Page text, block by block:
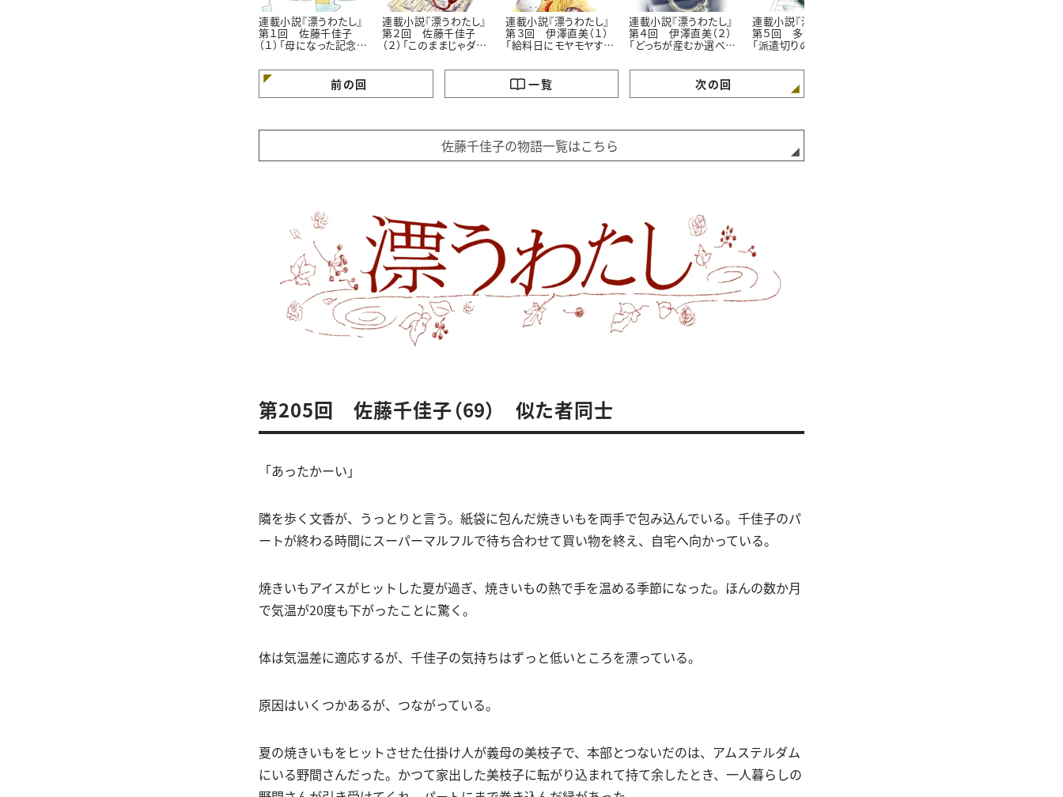
連載小説『漂うわたし』
第１回 佐藤千佳子
（１）「母になった記念
連載小説『漂うわたし』
第２回 佐藤千佳子
（２）「このままじゃダ
連載小説『漂うわたし』
第３回 伊澤直美（１）
「給料日にモヤモヤする
連載小説『漂うわたし』
第４回 伊澤直美（２）
「どっちが産むか選べた
連載小説『漂うわたし』
第５回 多賀麻希（１）
「派遣切りのたびに削ら
前の回 一覧 次の回
佐藤千佳子の物語一覧はこちら
第205回 佐藤千佳子（69） 似た者同士
「あったかーい」
隣を歩く文香が、うっとりと言う。紙袋に包んだ焼きいもを両手で包み込んでいる。千佳子のパ
ートが終わる時間にスーパーマルフルで待ち合わせて買い物を終え、自宅へ向かっている。
焼きいもアイスがヒットした夏が過ぎ、焼きいもの熱で手を温める季節になった。ほんの数か月
で気温が20度も下がったことに驚く。
体は気温差に適応するが、千佳子の気持ちはずっと低いところを漂っている。
原因はいくつかあるが、つながっている。
夏の焼きいもをヒットさせた仕掛け人が義母の美枝子で、本部とつないだのは、アムステルダム
にいる野間さんだった。かつて家出した美枝子に転がり込まれて持て余したとき、一人暮らしの